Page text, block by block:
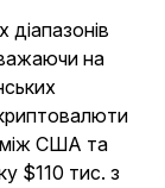
діапазонів
на
між США та
$110 тис. з